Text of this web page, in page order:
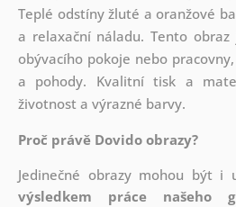
Teplé odstíny žluté a oranžové
a relaxační náladu. Tento
obývacího pokoje nebo
a pohody. Kvalitní tisk a
životnost a výrazné barvy.
Proč právě Dovido obrazy?
Jedinečné obrazy mohou být i
výsledkem práce našeho